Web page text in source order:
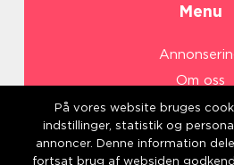
Menu
Om oss
Cookies
Kontakta
Sitemap
På vores website bruges
indstillinger, statistik og
annoncer. Denne information
fortsat brug af websiden